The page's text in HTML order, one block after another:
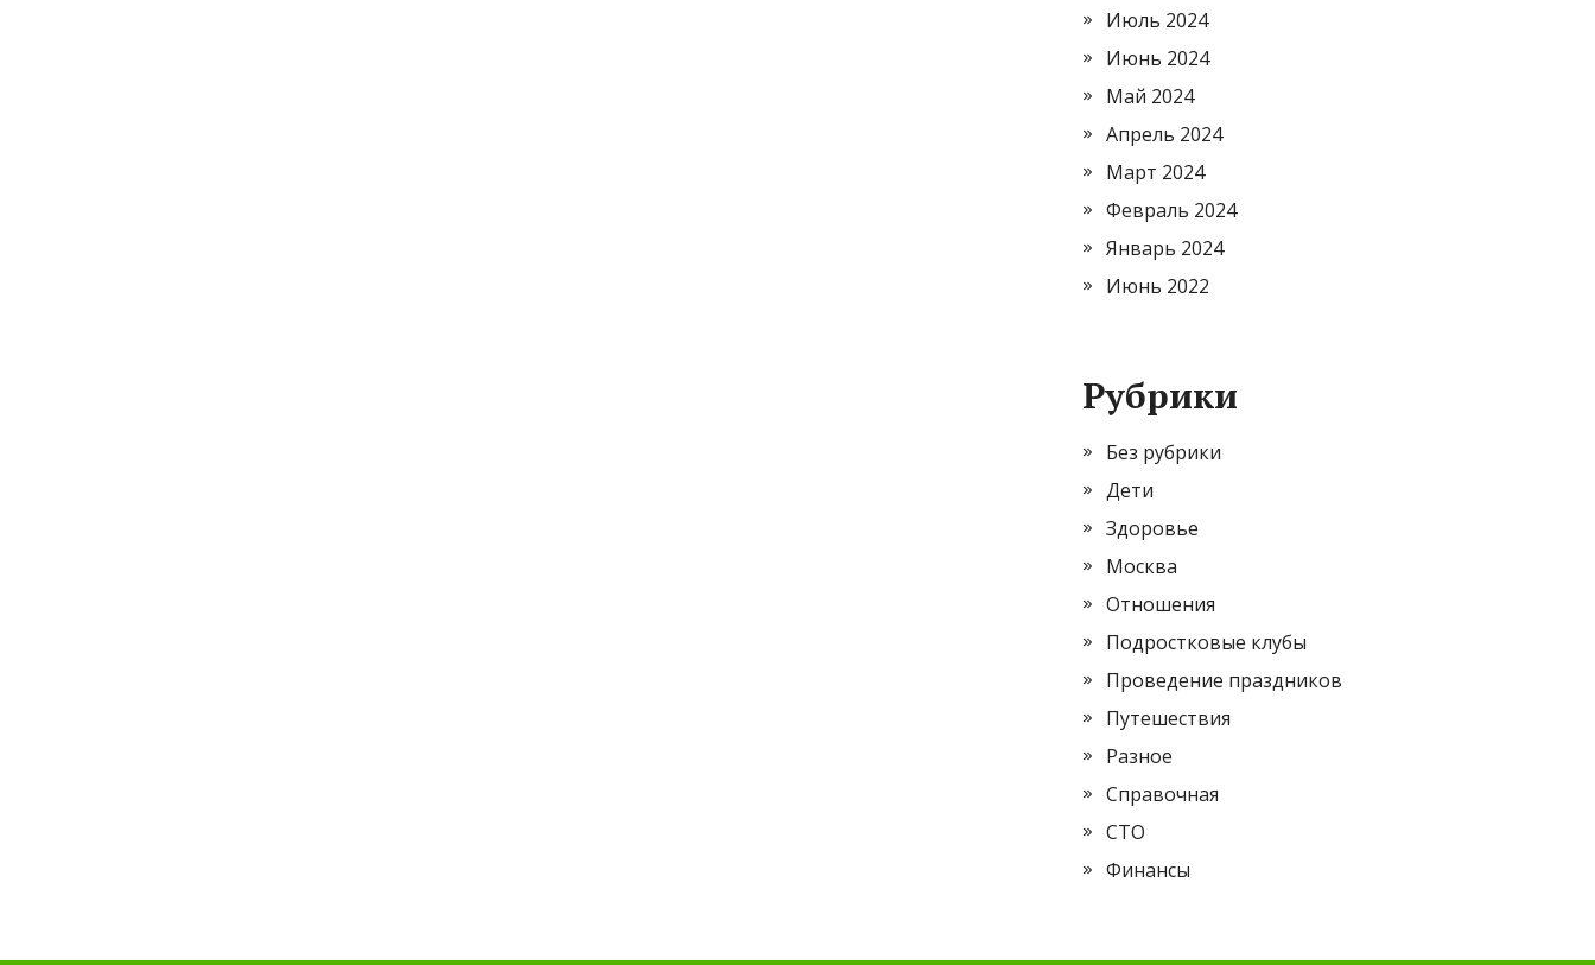
Июль 2024
Июнь 2024
Май 2024
Апрель 2024
Март 2024
Февраль 2024
Январь 2024
Июнь 2022
Рубрики
Без рубрики
Дети
Здоровье
Москва
Отношения
Подростковые клубы
Проведение праздников
Путешествия
Разное
Справочная
СТО
Финансы